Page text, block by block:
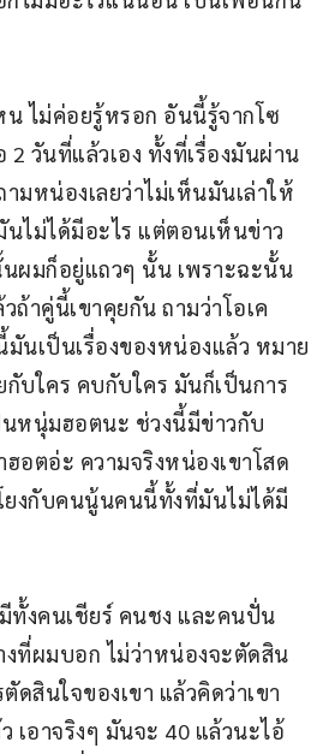
น ไม่ค่อยรู้หรอก อันนี้รู้จากโซ
2 วันที่แล้วเอง ทั้งที่เรื่องมันผ่าน
มหน่องเลยว่าไม่เห็นมันเล่าให้
ไม่ได้มีอะไร แต่ตอนเห็นข่าว
ผมก็อยู่แถวๆ นั้น เพราะฉะนั้น
ถ้าคู่นี้เขาคุยกัน ถามว่าโอเค
นเป็นเรื่องของหน่องแล้ว หมาย
กับใคร คบกับใคร มันก็เป็นการ
นหนุ่มฮอตนะ ช่วงนี้มีข่าวกับ
อตอ่ะ ความจริงหน่องเขาโสด
ยงกับคนนู้นคนนี้ทั้งที่มันไม่ได้มี
ทั้งคนเชียร์ คนชง และคนปั่น
งที่ผมบอก ไม่ว่าหน่องจะตัดสิน
ดสินใจของเขา แล้วคิดว่าเขา
เอาจริงๆ มันจะ 40 แล้วนะไอ้